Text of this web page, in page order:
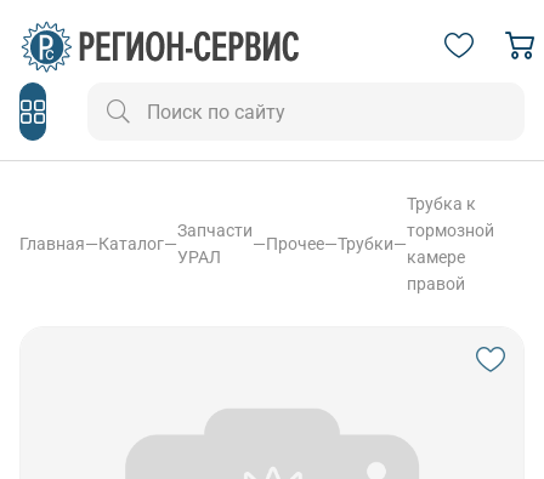
Главная—Каталог—
Запчасти
УРАЛ
—Прочее—Трубки—
Трубка к
тормозной
камере
правой